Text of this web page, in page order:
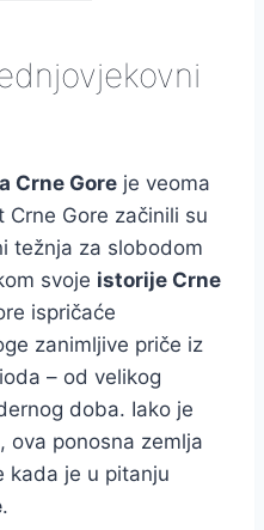
Crne Gore je veoma
Gore začinili su
težnja za slobodom
svoje istorije Crne
ispričaće
zanimljive priče iz
– od velikog
doba. Iako je
ova ponosna zemlja
kada je u pitanju
.